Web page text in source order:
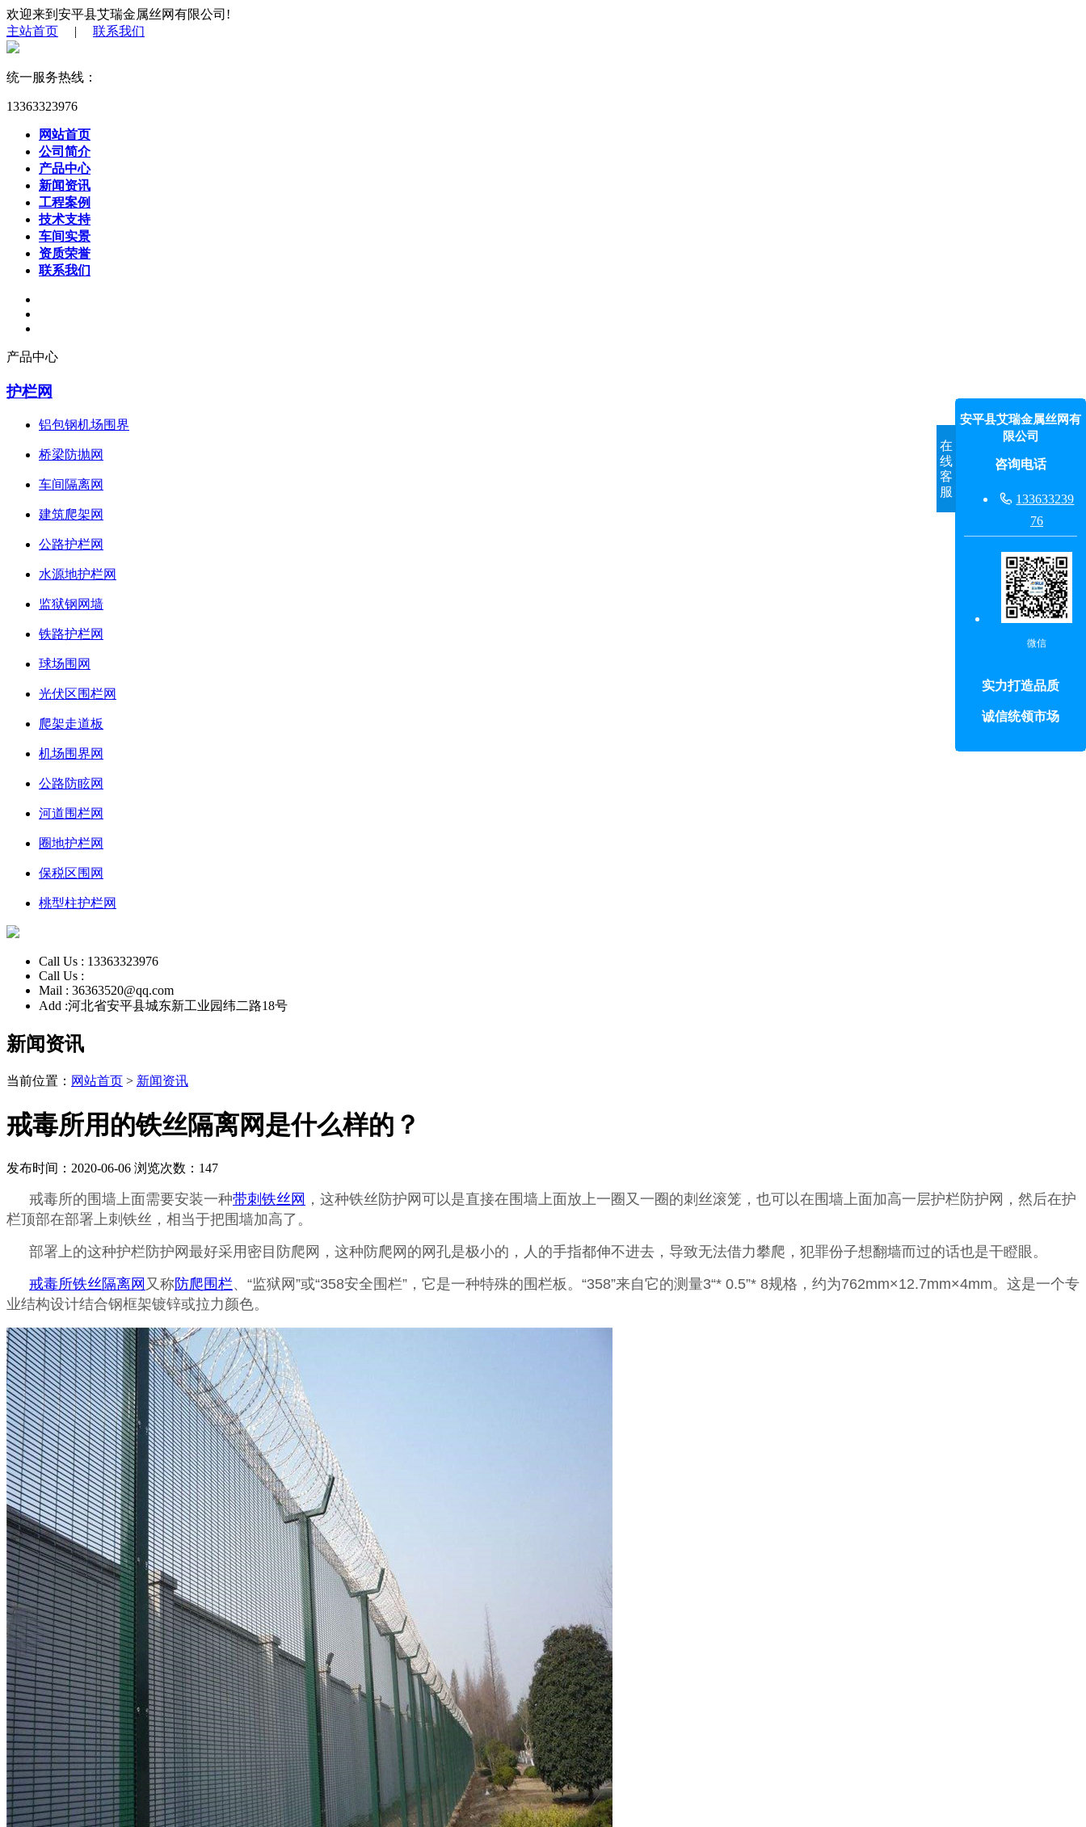
欢迎来到安平县艾瑞金属丝网有限公司!
主站首页 | 联系我们
统一服务热线：
13363323976
网站首页
公司简介
产品中心
新闻资讯
工程案例
技术支持
车间实景
资质荣誉
联系我们
产品中心
护栏网
铝包钢机场围界
桥梁防抛网
车间隔离网
建筑爬架网
公路护栏网
水源地护栏网
监狱钢网墙
铁路护栏网
球场围网
光伏区围栏网
爬架走道板
机场围界网
公路防眩网
河道围栏网
圈地护栏网
保税区围网
桃型柱护栏网
Call Us : 13363323976
Call Us :
Mail : 36363520@qq.com
Add :河北省安平县城东新工业园纬二路18号
新闻资讯
当前位置： 网站首页 > 新闻资讯
戒毒所用的铁丝隔离网是什么样的？
发布时间：2020-06-06 浏览次数： 147
戒毒所的围墙上面需要安装一种带刺铁丝网 ，这种铁丝防护网可以是直接在围墙上面放上一圈又一圈的刺丝滚笼，也可以在围墙上面加高一层护栏防护网，然后在护
栏顶部在部署上刺铁丝，相当于把围墙加高了。
部署上的这种护栏防护网最好采用密目防爬网，这种防爬网的网孔是极小的，人的手指都伸不进去，导致无法借力攀爬，犯罪份子想翻墙而过的话也是干瞪眼。
戒毒所铁丝隔离网 又称防爬围栏、“监狱网”或“358安全围栏”，它是一种特殊的围栏板。“358”来自它的测量3“* 0.5”* 8规格，约为762mm×12.7mm×4mm。这是一个专
业结构设计结合钢框架镀锌或拉力颜色。
在
线
客
服
安平县艾瑞金属丝网有
限公司
咨询电话
 133633239
76
微信
实力打造品质
诚信统领市场